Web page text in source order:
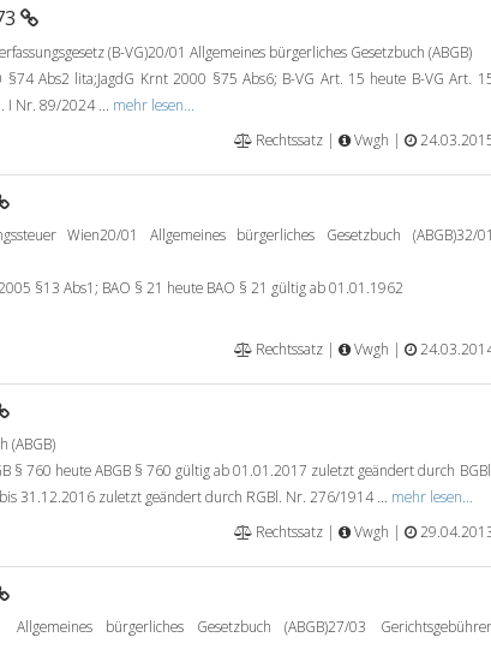
(B-VG)20/01 Allgemeines bürgerliches Gesetzbuch (ABGB)
§74 Abs2 lita;JagdG Krnt 2000 §75 Abs6; B-VG Art. 15 heute B-VG Art.
I Nr. 89/2024 ... mehr lesen...
Rechtssatz |
Vwgh |
Wien20/01 Allgemeines bürgerliches Gesetzbuch (ABGB)32/01
§13 Abs1; BAO § 21 heute BAO § 21 gültig ab 01.01.1962
Rechtssatz |
Vwgh |
(ABGB)
§ 760 heute ABGB § 760 gültig ab 01.01.2017 zuletzt geändert durch BGBl.
31.12.2016 zuletzt geändert durch RGBl. Nr. 276/1914 ... mehr lesen...
Rechtssatz |
Vwgh |
bürgerliches Gesetzbuch (ABGB)27/03